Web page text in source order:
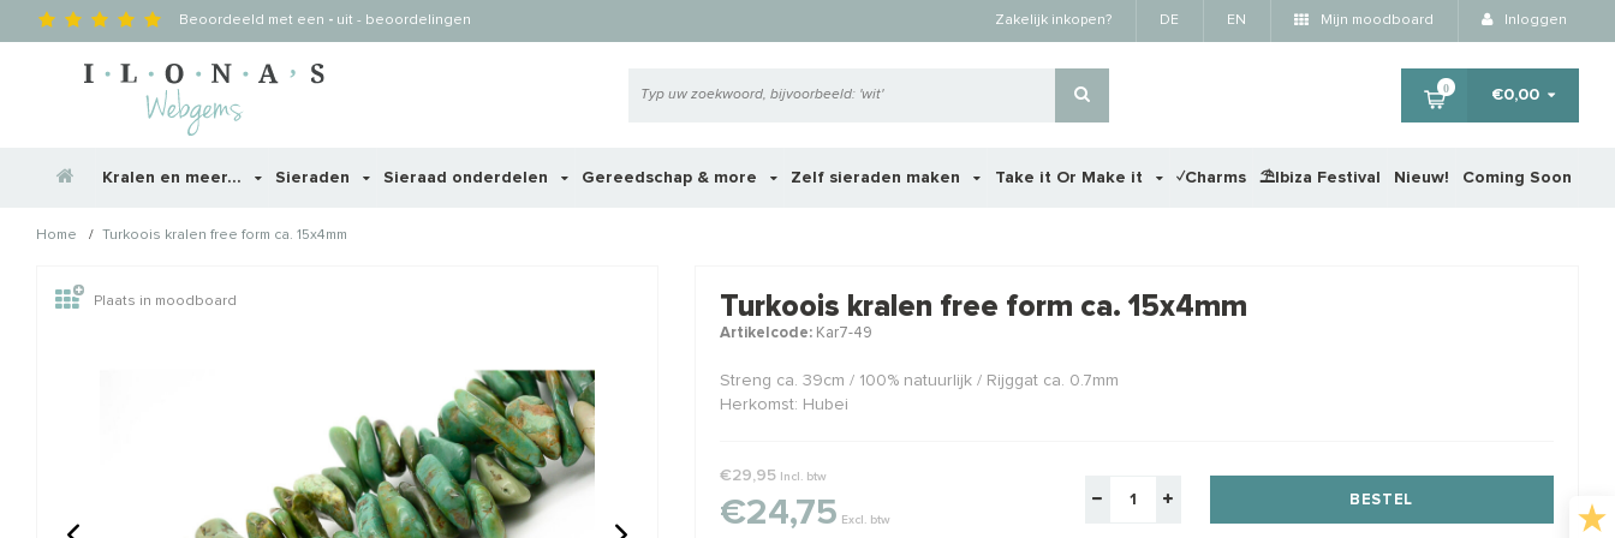
Beoordeeld met een - uit - beoordelingen Zakelijk inkopen? DE EN Mijn moodboard Inloggen
0 €0,00
Kralen en meer... Sieraden Sieraad onderdelen Gereedschap & more Zelf sieraden maken Take it Or Make it ✓Charms ⛱️Ibiza Festival Nieuw! Coming Soon
Home / Turkoois kralen free form ca. 15x4mm
Wellicht zijn deze producten ook interessant voor je?
Plaats in moodboard Turkoois kralen free form ca. 15x4mm
Artikelcode:Kar7-49
Streng ca. 39cm / 100% natuurlijk / Rijggat ca. 0.7mm
Herkomst: Hubei
€29,95 Incl. btw
€24,75 Excl. btw
BESTEL